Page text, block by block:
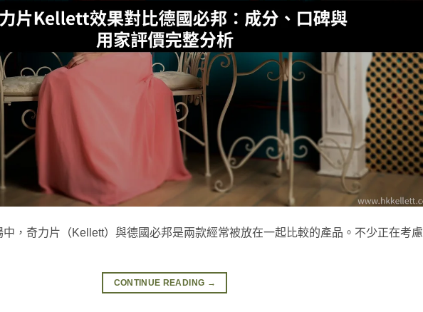
，奇力片（Kellett）與德國必邦是兩款經常被放在一起比較的產品。不少正在考
CONTINUE READING →